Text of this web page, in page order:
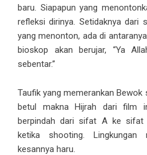
baru. Siapapun yang
refleksi dirinya. Setidaknya dari
yang menonton, ada di
bioskop akan berujar, “Ya
sebentar.”
Taufik yang memerankan Bewok
betul makna Hijrah dari film
berpindah dari sifat A ke sifat
ketika shooting. Lingkungan
kesannya haru.